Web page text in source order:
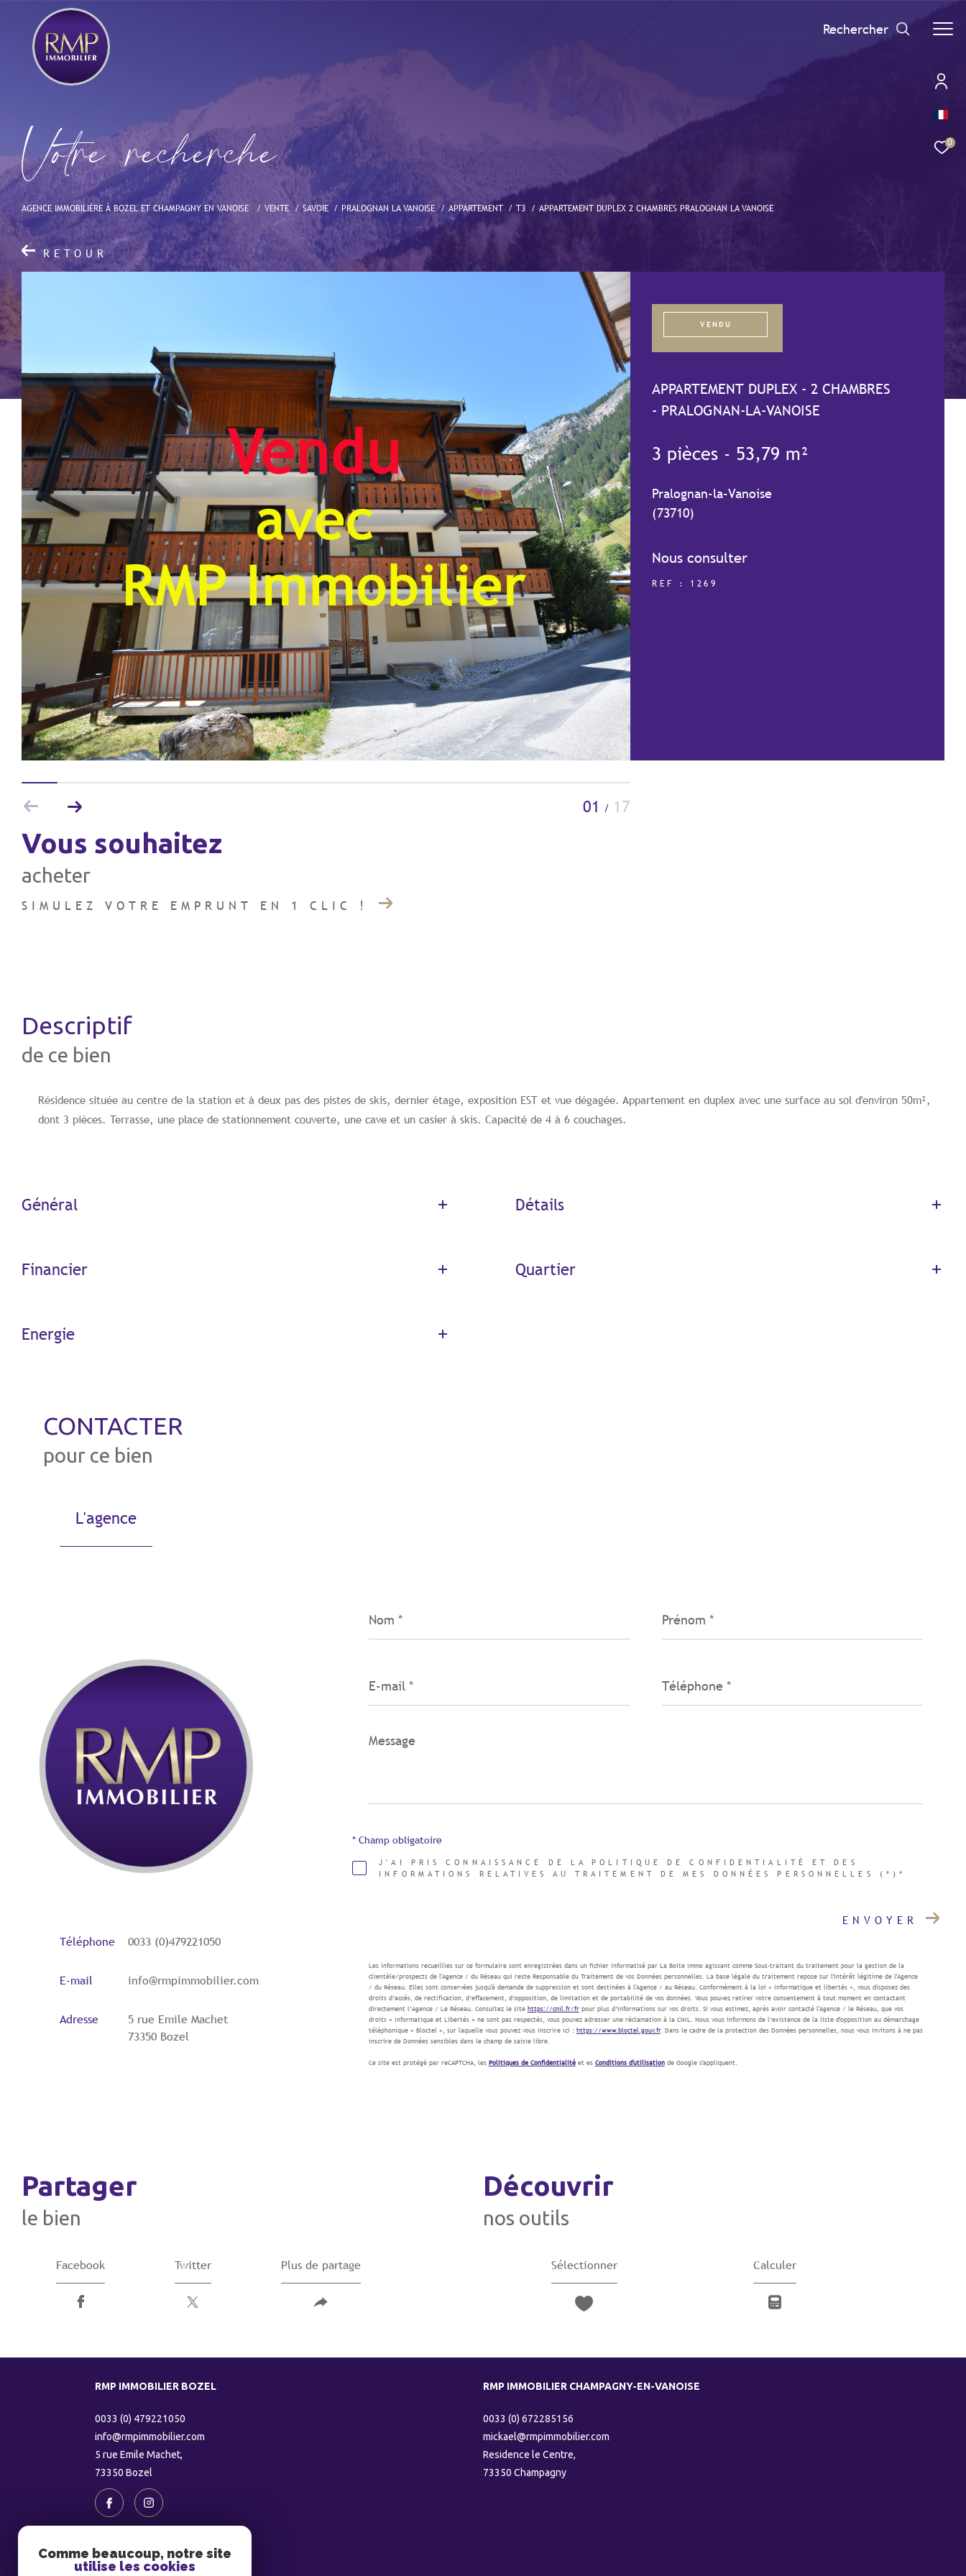
0
Rechercher
Votre recherche
AGENCE IMMOBILIÈRE À BOZEL ET CHAMPAGNY EN VANOISE VENTE SAVOIE PRALOGNAN LA VANOISE APPARTEMENT T3 APPARTEMENT DUPLEX 2 CHAMBRES PRALOGNAN LA VANOISE
RETOUR
01 / 17
VENDU
APPARTEMENT DUPLEX - 2 CHAMBRES
- PRALOGNAN-LA-VANOISE
3 pièces - 53,79 m²
Pralognan-la-Vanoise
(73710)
Nous consulter
REF : 1269
vous souhaitez
acheter
SIMULEZ VOTRE EMPRUNT EN 1 CLIC !
descriptif
de ce bien
Résidence située au centre de la station et à deux pas des pistes de skis, dernier étage, exposition EST et vue dégagée. Appartement en duplex avec une surface au sol d'environ 50m²,
dont 3 pièces. Terrasse, une place de stationnement couverte, une cave et un casier à skis. Capacité de 4 à 6 couchages.
Général Détails
Financier Quartier
Energie
CONTACTER
pour ce bien
L'agence
Téléphone 0033 (0)479221050
E-mail info@rmpimmobilier.com
Adresse
5 rue Emile Machet
73350 Bozel
*
*
mail
*
*
Message
*
J'AI PRIS CONNAISSANCE DE LA POLITIQUE DE CONFIDENTIALITÉ ET DES
INFORMATIONS RELATIVES AU TRAITEMENT DE MES DONNÉES PERSONNELLES (*)*
* Champ obligatoire
ENVOYER
Les informations recueillies sur ce formulaire sont enregistrées dans un fichier informatisé par La Boite Immo agissant comme Sous-traitant du traitement pour la gestion de la
clientèle/prospects de l'Agence / du Réseau qui reste Responsable du Traitement de vos Données personnelles. La base légale du traitement repose sur l'intérêt légitime de l'Agence
/ du Réseau. Elles sont conservées jusqu'à demande de suppression et sont destinées à l'Agence / au Réseau. Conformément à la loi « informatique et libertés », vous disposez des
droits d’accès, de rectification, d’effacement, d’opposition, de limitation et de portabilité de vos données. Vous pouvez retirer votre consentement à tout moment en contactant
directement l’Agence / Le Réseau. Consultez le site https://cnil.fr/frpour plus d’informations sur vos droits. Si vous estimez, après avoir contacté l'Agence / le Réseau, que vos
droits « Informatique et Libertés » ne sont pas respectés, vous pouvez adresser une réclamation à la CNIL. Nous vous informons de l’existence de la liste d'opposition au démarchage
téléphonique « Bloctel », sur laquelle vous pouvez vous inscrire ici : https://www.bloctel.gouv.fr. Dans le cadre de la protection des Données personnelles, nous vous invitons à ne pas
inscrire de Données sensibles dans le champ de saisie libre.
Ce site est protégé par reCAPTCHA, les Politiques de Confidentialitéet es Conditions d'utilisationde Google s'appliquent.
partager
le bien
Facebook Twitter Plus de partage
découvrir
nos outils
Sélectionner Calculer
RMP IMMOBILIER BOZEL
0033 (0) 479221050
info@rmpimmobilier.com
5 rue Emile Machet,
73350
bozel
RMP IMMOBILIER CHAMPAGNY-EN-VANOISE
0033 (0) 672285156
mickael@rmpimmobilier.com
Residence le Centre,
73350
champagny
Comme beaucoup, notre site
utilise les cookies